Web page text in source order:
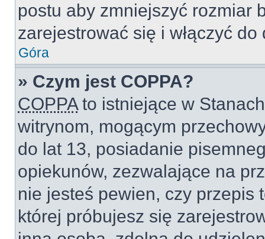
postu aby zmniejszyć rozmiar
zarejestrować się i włączyć
Góra
» Czym jest COPPA?
COPPAto istniejące w
witrynom, mogącym
do lat 13, posiadanie
opiekunów, zezwalające na
nie jesteś pewien, czy przepis
której próbujesz się